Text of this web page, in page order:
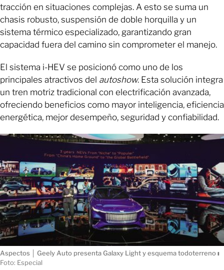
tracción en situaciones complejas. A esto se suma un
chasis robusto, suspensión de doble horquilla y un
sistema térmico especializado, garantizando gran
capacidad fuera del camino sin comprometer el manejo.
El sistema i-HEV se posicionó como uno de los
principales atractivos del autoshow. Esta solución integra
un tren motriz tradicional con electrificación avanzada,
ofreciendo beneficios como mayor inteligencia, eficiencia
energética, mejor desempeño, seguridad y confiabilidad.
Aspectos │ Geely Auto presenta Galaxy Light y esquema todoterrenoı
Foto: Especial